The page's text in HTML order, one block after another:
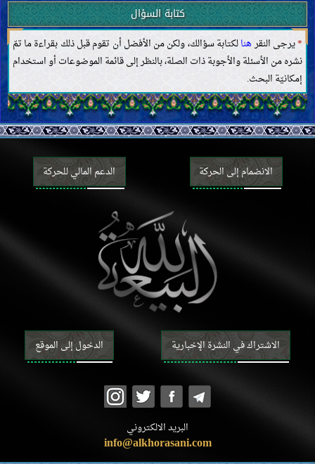
موانع اكتساب العلم
التقليد
الخرافات وسائر الموانع
صفات العلماء وواجباتهم
الحجّة
كتاب اللّه
حجّيّة القرآن وصفاته
تفسير القرآن
طريقة تفسير القرآن وقواعده
تفسير بعض آيات القرآن
ضرورة خليفة اللّه وصفاته
الطريق إلى معرفة خليفة اللّه (المعجزة والنصّ)
معرفة اللّه؛ وجوده وصفاته وأفعاله
معرفة خلفاء اللّه
صفات الأنبياء وسيرتهم
صفات النبيّ الخاتم وسيرته
خصائص النبيّ الخاتم
أصحاب النبيّ الخاتم وأزواجه
صفات أهل بيت النبيّ الخاتم وسيرتهم
ما يتعلّق بالمهديّ
وجود المهديّ وصفاته وأعماله
علامات ظهور المهديّ وفتن آخر الزّمان
البرزخ والقيامة والجنّة والنّار
الرّجعة والحلول والتناسخ
كتابة السؤال
*يرجى النقرهنالكتابة سؤالك، ولكن من الأفضل أن تقوم قبل ذلك بقراءة ما تمّ
نشره من الأسئلة والأجوبة ذات الصلة، بالنظر إلى قائمة الموضوعات أو استخدام
إمكانيّة البحث.
الانضمام إلى الحركة الدعم المالي للحركة
الاشتراك في النشرة الإخبارية الدخول إلى الموقع
البريد الالكتروني
info@alkhorasani.com